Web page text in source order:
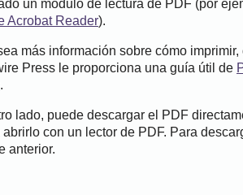
un módulo de lectura de PDF (por
Acrobat Reader).
más información sobre cómo
Press le proporciona una guía útil de
.
lado, puede descargar el PDF
abrirlo con un lector de PDF. Para
anterior.